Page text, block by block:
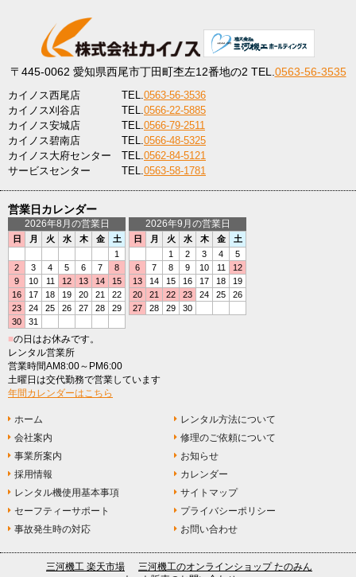
〒445-0062 愛知県西尾市丁田町杢左12番地の2 TEL. 0563-56-3535
カイノス西尾店 TEL. 0563-56-3536
カイノス刈谷店
TEL. 0566-22-5885
カイノス安城店
TEL. 0566-79-2511
カイノス碧南店
TEL. 0566-48-5325
カイノス大府センター
TEL. 0562-84-5121
サービスセンター
TEL. 0563-58-1781
営業日カレンダー
2026年8月の営業日
日 月 火 水 木 金
土
1
2
3 4 5 6 7
8
9
10 11 12 13 14
15
16
17 18 19 20 21
22
23
24 25 26 27 28
29
30
31
2026年9月の営業日
日 月 火 水 木 金
土
1
2 3 4
5
6
7 8 9 10 11
12
13
14 15 16 17 18
19
20
21 22 23 24 25
26
27
28 29 30
■の日はお休みです。
レンタル営業所
営業時間AM8:00～PM6:00
土曜日は交代勤務で営業しています
年間カレンダーはこちら
ホーム
会社案内
事業所案内
採用情報
レンタル機使用基本事項
セーフティーサポート
事故発生時の対応
レンタル方法について
修理のご依頼について
お知らせ
カレンダー
サイトマップ
プライバシーポリシー
お問い合わせ
三河機工 楽天市場
三河機工のオンラインショップ たのみん